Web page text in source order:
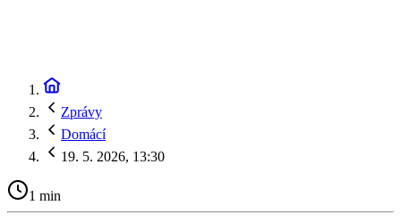
Zprávy
Domácí
19. 5. 2026, 13:30
1 min